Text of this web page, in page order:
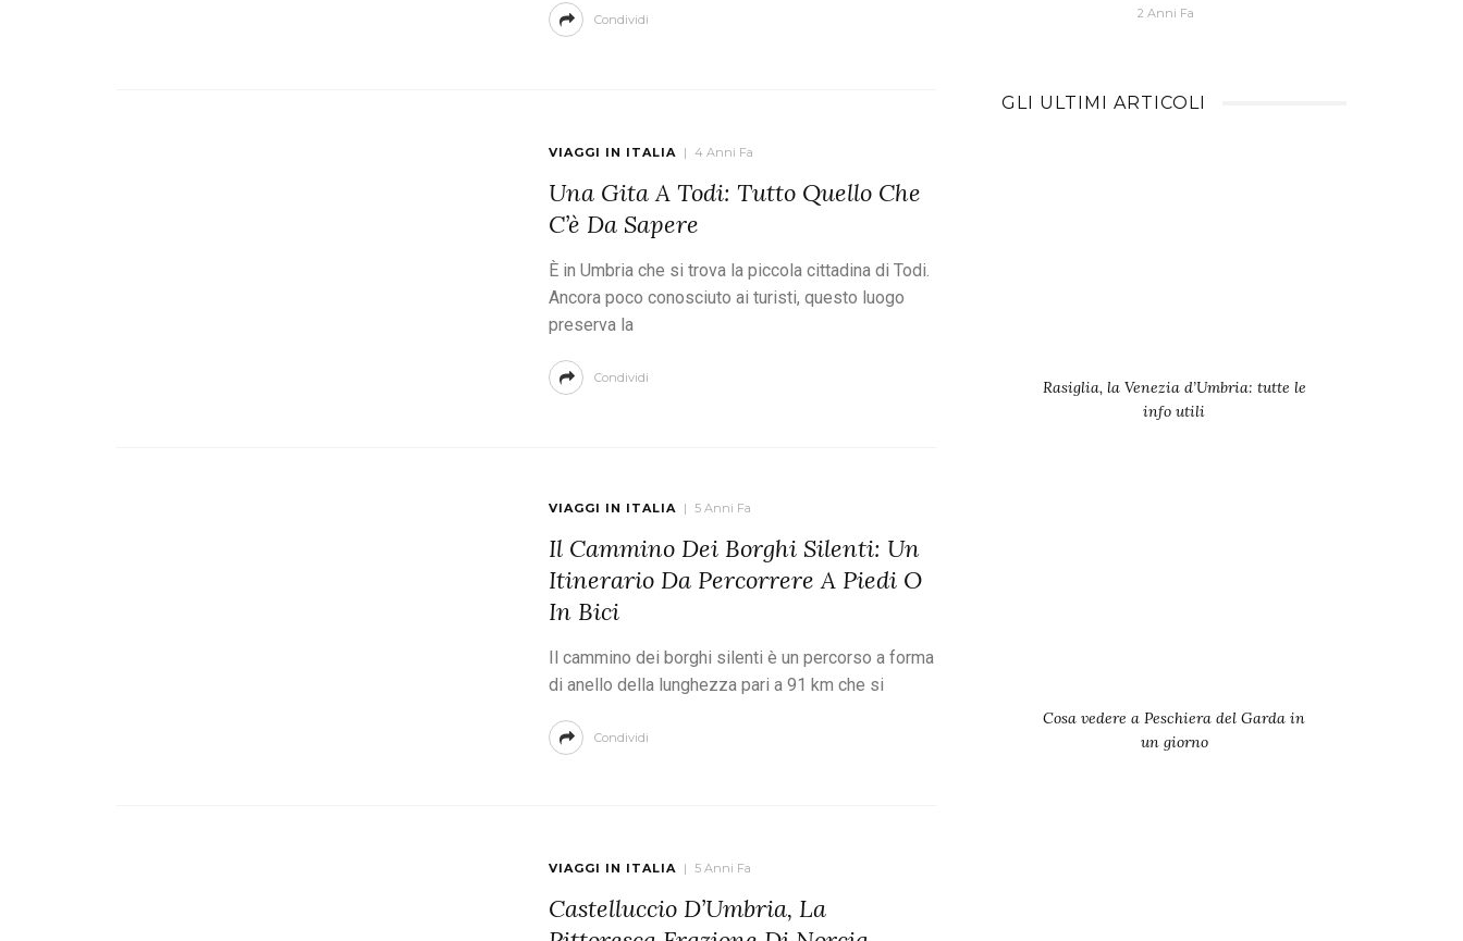
Condividi
VIAGGI IN ITALIA 4 Anni Fa
Una Gita A Todi: Tutto Quello Che
C’è Da Sapere
È in Umbria che si trova la piccola cittadina di Todi.
Ancora poco conosciuto ai turisti, questo luogo
preserva la
Condividi
VIAGGI IN ITALIA 5 Anni Fa
Il Cammino Dei Borghi Silenti: Un
Itinerario Da Percorrere A Piedi O
In Bici
Il cammino dei borghi silenti è un percorso a forma
di anello della lunghezza pari a 91 km che si
Condividi
VIAGGI IN ITALIA 5 Anni Fa
Castelluccio D’Umbria, La
2 Anni Fa
GLI ULTIMI ARTICOLI
Rasiglia, la Venezia d’Umbria: tutte le
info utili
Cosa vedere a Peschiera del Garda in
un giorno